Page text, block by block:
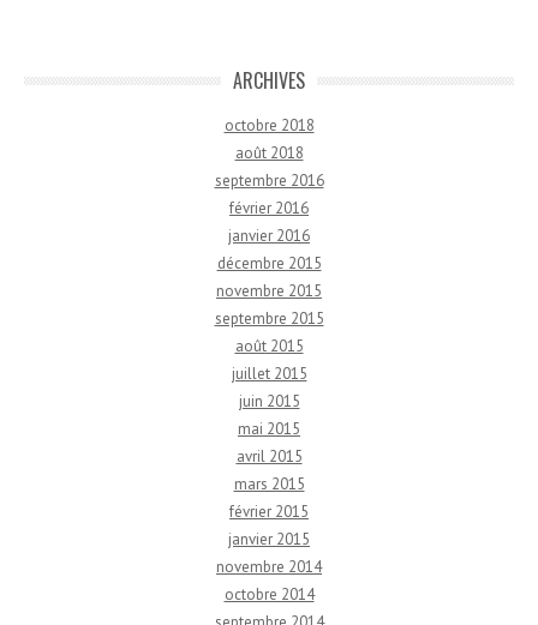
ARCHIVES
octobre 2018
août 2018
septembre 2016
février 2016
janvier 2016
décembre 2015
novembre 2015
septembre 2015
août 2015
juillet 2015
juin 2015
mai 2015
avril 2015
mars 2015
février 2015
janvier 2015
novembre 2014
octobre 2014